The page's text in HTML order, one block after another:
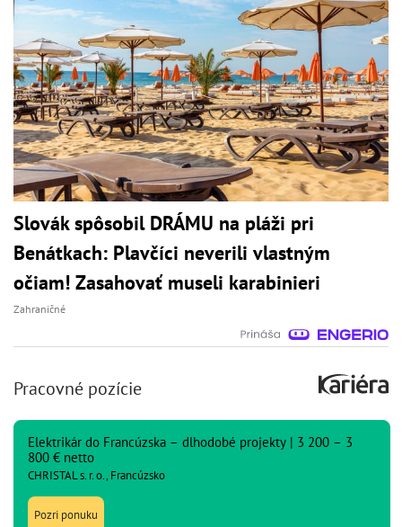
Slovák spôsobil DRÁMU na pláži pri
Benátkach: Plavčíci neverili vlastným
očiam! Zasahovať museli karabinieri
Zahraničné
Pracovné pozície
Elektrikár do Francúzska – dlhodobé projekty | 3 200 – 3
800 € netto
CHRISTAL s. r. o., Francúzsko
Pozri ponuku